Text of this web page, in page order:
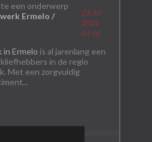
een onderwerp
Ermelo /
21-10-
2024,
01:16
in Ermelo is al jarenlang een
in de regio
Met een zorgvuldig